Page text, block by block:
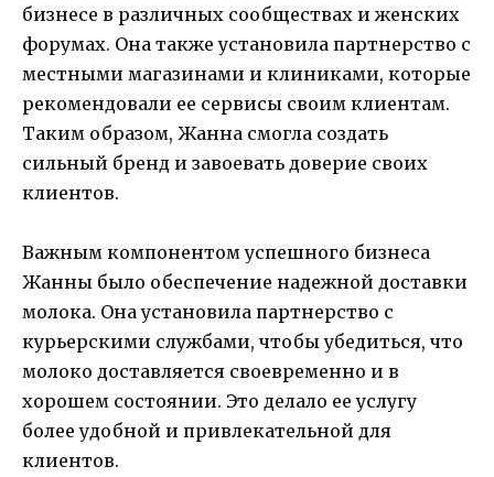
бизнесе в различных сообществах и женских
форумах. Она также установила партнерство с
местными магазинами и клиниками, которые
рекомендовали ее сервисы своим клиентам.
Таким образом, Жанна смогла создать
сильный бренд и завоевать доверие своих
клиентов.
Важным компонентом успешного бизнеса
Жанны было обеспечение надежной доставки
молока. Она установила партнерство с
курьерскими службами, чтобы убедиться, что
молоко доставляется своевременно и в
хорошем состоянии. Это делало ее услугу
более удобной и привлекательной для
клиентов.